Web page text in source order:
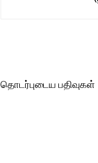
தொடர்புடைய பதிவுகள்